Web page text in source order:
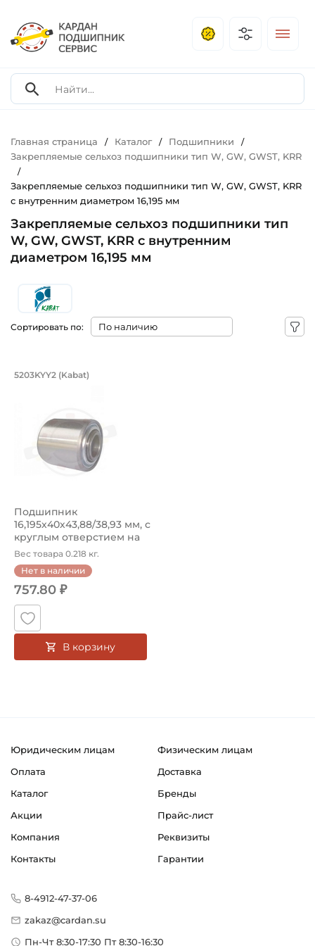
Главная страница / Каталог / Подшипники /
Закрепляемые сельхоз подшипники тип W, GW, GWST, KRR
/
Закрепляемые сельхоз подшипники тип W, GW, GWST, KRR
с внутренним диаметром 16,195 мм
Закрепляемые сельхоз подшипники тип
W, GW, GWST, KRR с внутренним
диаметром 16,195 мм
Сортировать по:
Подшипник 16,195х40х43,88/38,93
5203KYY2 (Kabat)
Подшипник
16,195х40х43,88/38,93 мм, с
круглым отверстием на
вал 16,195 ...
Вес товара 0.218 кг.
Нет в наличии
757.80 ₽
В корзину
Юридическим лицам
Физическим лицам
Оплата
Доставка
Каталог
Бренды
Акции
Прайс-лист
Компания
Реквизиты
Контакты
Гарантии
8-4912-47-37-06
zakaz@cardan.su
Пн-Чт 8:30-17:30 Пт 8:30-16:30